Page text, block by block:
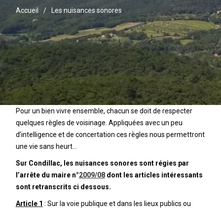
Accueil Les nuisances sonores
Pour un bien vivre ensemble, chacun se doit de respecter
quelques règles de voisinage. Appliquées avec un peu
d’intelligence et de concertation ces règles nous permettront
une vie sans heurt…
Sur Condillac, les nuisances sonores sont régies par
l’arrête du maire n°2009/08dont les articles intéressants
sont retranscrits ci dessous.
Article 1 : Sur la voie publique et dans les lieux publics ou